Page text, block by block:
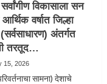
विकासाला सन
वर्षात जिल्हा
(सर्वसाधारण) अंतर्गत
तरतूद…
15, 2026
सामना) देशाचे